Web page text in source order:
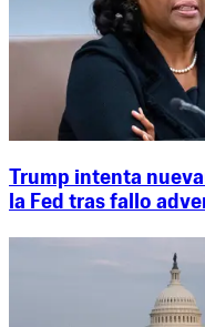
Trump intenta
la Fed tras fallo